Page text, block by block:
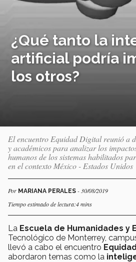
¿Qué tanto la
artificial podría
los otros?
El encuentro Equidad Digital reunió a
y académicos para analizar los
humanos de los sistemas habilitados
en el contexto México - Estados Unidos
Por MARIANA PERALES - 30/08/2019
Tiempo estimado de lectura:4 mins
La Escuela de Humanidades y
Tecnológico de Monterrey,
llevó a cabo el encuentro
abordaron temas como la